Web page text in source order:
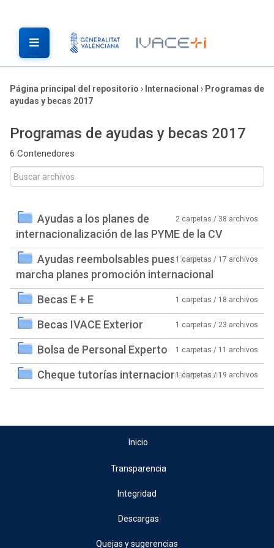
Página principal del repositorio › Internacional › Programas de
ayudas y becas 2017
Programas de ayudas y becas 2017
6 Contenedores
Ayudas a los planes de
internacionalización de las PYME de la CV
2 carpetas / 38 archivos
Ayudas reembolsables puesta en
marcha planes promoción internacional
1 carpetas / 17 archivos
Becas E + E 1 carpetas / 18 archivos
Becas IVACE Exterior 1 carpetas / 23 archivos
Bolsa de Personal Experto 1 carpetas / 11 archivos
Cheque tutorías internacionalización
1 carpetas / 19 archivos
Inicio
Transparencia
Integridad
Descargas
Quejas y sugerencias